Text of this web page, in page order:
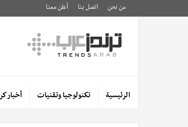
من نحن اتصل بنا أعلن معنا
الرئيسية تكنولوجيا وتقنيات أخبار